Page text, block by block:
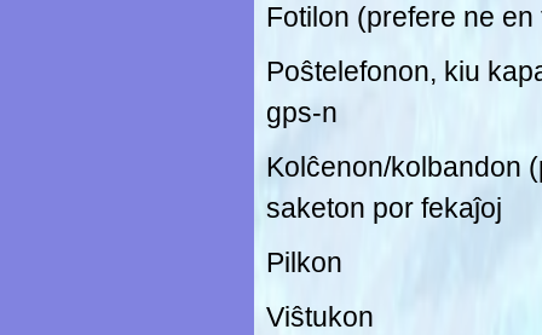
Fotilon (prefere ne en
Poŝtelefonon, kiu
gps-n
Kolĉenon/kolbandon
saketon por fekaĵoj
Pilkon
Viŝtukon